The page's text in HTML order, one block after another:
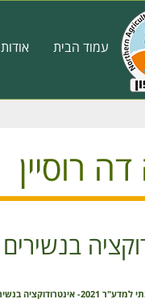
עמוד הבית אודות
רוסיין
בנשירים
אינטרודוקציה בנשירים